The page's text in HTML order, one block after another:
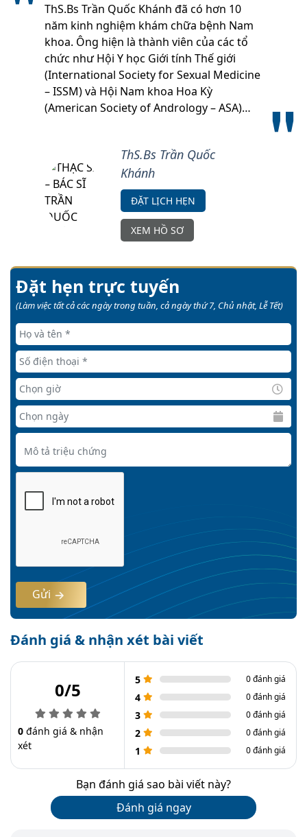
ThS.Bs Trần Quốc Khánh đã có hơn 10
năm kinh nghiệm khám chữa bệnh Nam
khoa. Ông hiện là thành viên của các tổ
chức như Hội Y học Giới tính Thế giới
(International Society for Sexual Medicine
– ISSM) và Hội Nam khoa Hoa Kỳ
(American Society of Andrology – ASA)…
ThS.Bs Trần Quốc
Khánh
ĐẶT LỊCH HẸN
XEM HỒ SƠ
Đặt hẹn trực tuyến
(Làm việc tất cả các ngày trong tuần, cả ngày thứ 7, Chủ nhật, Lễ Tết)
Gửi
Đánh giá & nhận xét bài viết
0/5
0 đánh giá & nhận
xét
5 0 đánh giá
4 0 đánh giá
3 0 đánh giá
2 0 đánh giá
1 0 đánh giá
Bạn đánh giá sao bài viết này?
Đánh giá ngay